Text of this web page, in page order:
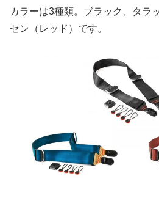
カラーは3種類。ブラック、タラ
セン（レッド）です。